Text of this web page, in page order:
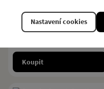
prostředkem a výstražným
trojúhelníkem.
Koupit
Nastavení cookies